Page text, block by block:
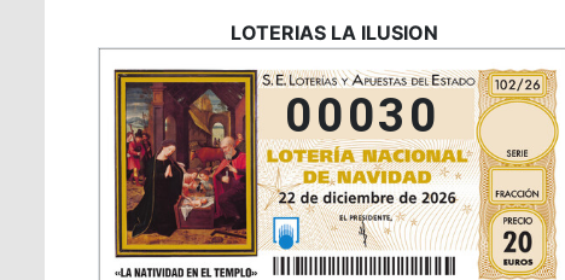
LOTERIAS LA ILUSION
00030